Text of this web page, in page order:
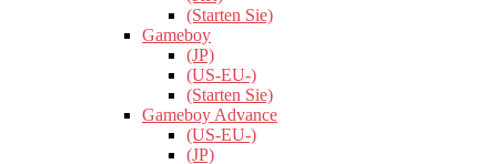
(Starten Sie)
Gameboy
(JP)
(US-EU-)
(Starten Sie)
Gameboy Advance
(US-EU-)
(JP)